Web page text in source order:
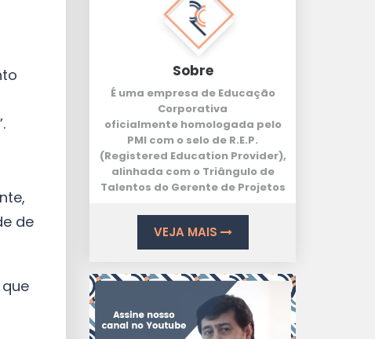
de
que
Sobre
É uma empresa de Educação
Corporativa
oficialmente homologada pelo
PMI com o selo de R.E.P.
(Registered Education Provider),
alinhada com o Triângulo de
Talentos do Gerente de Projetos
VEJA MAIS